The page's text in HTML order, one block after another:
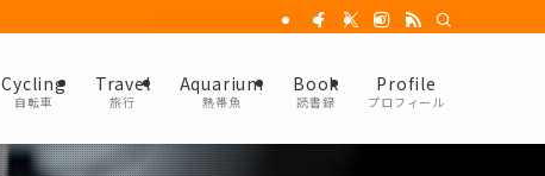
Cycling
自転車
Travel
旅行
Aquarium
熱帯魚
Book
読書録
Profile
プロフィール